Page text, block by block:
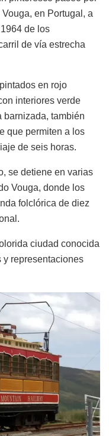
en Portugal, a
de los
de vía estrecha
en rojo
interiores verde
barnizada, también
que permiten a los
de seis horas.
se detiene en varias
Vouga, donde los
folclórica de diez
ciudad conocida
y representaciones